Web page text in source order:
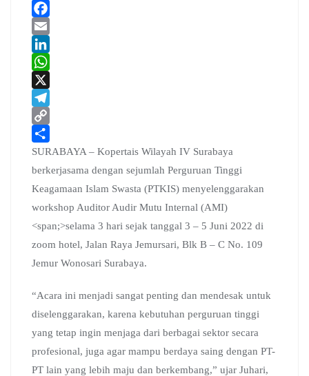
F
a
c
e
b
o
o
k
E
m
a
L
n
k
e
d
I
n
W
h
a
s
A
p
p
X
T
e
l
e
g
r
a
m
C
o
p
y
L
i
n
k
S
h
a
r
e
SURABAYA – Kopertais Wilayah IV Surabaya
berkerjasama dengan sejumlah Perguruan Tinggi
Keagamaan Islam Swasta (PTKIS) menyelenggarakan
workshop Auditor Audir Mutu Internal (AMI)
<span;>selama 3 hari sejak tanggal 3 – 5 Juni 2022 di
zoom hotel, Jalan Raya Jemursari, Blk B – C No. 109
Jemur Wonosari Surabaya.
“Acara ini menjadi sangat penting dan mendesak untuk
diselenggarakan, karena kebutuhan perguruan tinggi
yang tetap ingin menjaga dari berbagai sektor secara
profesional, juga agar mampu berdaya saing dengan PT-
PT lain yang lebih maju dan berkembang,” ujar Juhari,